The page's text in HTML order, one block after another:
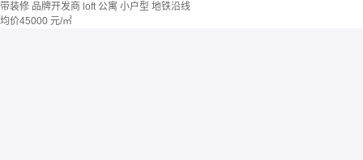
带装修 品牌开发商 loft 公寓 小户型 地铁沿线
均价45000 元/㎡